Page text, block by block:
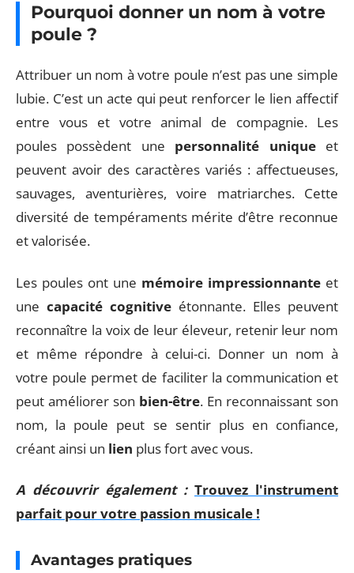
Pourquoi donner un nom à votre
poule ?
Attribuer un nom à votre poule n’est pas une simple
lubie. C’est un acte qui peut renforcer le lien affectif
entre vous et votre animal de compagnie. Les
poules possèdent une personnalité uniqueet
peuvent avoir des caractères variés : affectueuses,
sauvages, aventurières, voire matriarches. Cette
diversité de tempéraments mérite d’être reconnue
et valorisée.
Les poules ont une mémoire impressionnante et
une capacité cognitive étonnante. Elles peuvent
reconnaître la voix de leur éleveur, retenir leur nom
et même répondre à celui-ci. Donner un nom à
votre poule permet de faciliter la communication et
peut améliorer son bien-être. En reconnaissant son
nom, la poule peut se sentir plus en confiance,
créant ainsi un lien plus fort avec vous.
A découvrir également : Trouvez l'instrument
parfait pour votre passion musicale !
Avantages pratiques